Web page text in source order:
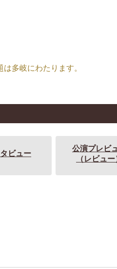
多岐にわたります。
ビュー
公演プレビ
（レビュー